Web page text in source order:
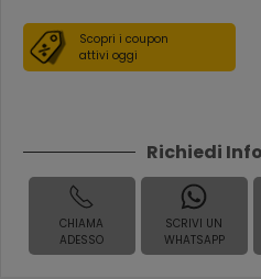
Scopri i coupon
attivi oggi
Richiedi
CHIAMA
ADESSO
SCRIVI UN
WHATSAPP